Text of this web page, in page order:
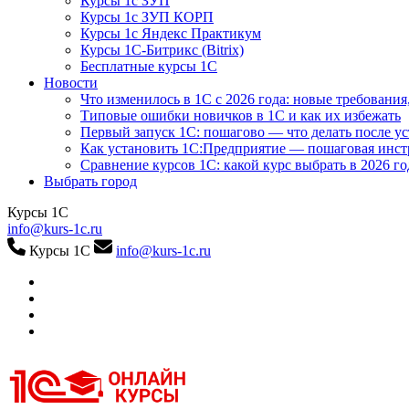
Курсы 1с ЗУП КОРП
Курсы 1с Яндекс Практикум
Курсы 1С-Битрикс (Bitrix)
Бесплатные курсы 1С
Новости
Что изменилось в 1С с 2026 года: новые
Типовые ошибки новичков в 1С и как их избежать
Первый запуск 1С: пошагово — что делать после
Как установить 1С:Предприятие — пошаговая
Сравнение курсов 1С: какой курс выбрать в 2026
Выбрать город
Курсы 1С
info@kurs-1c.ru
Курсы 1С
info@kurs-1c.ru